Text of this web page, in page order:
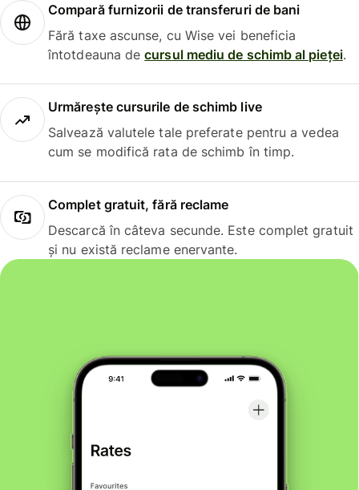
Compară furnizorii de transferuri de bani
Fără taxe ascunse, cu Wise vei beneficia
întotdeauna decursul mediu de schimb al pieței.
Urmărește cursurile de schimb live
Salvează valutele tale preferate pentru a vedea
cum se modifică rata de schimb în timp.
Complet gratuit, fără reclame
Descarcă în câteva secunde. Este complet gratuit
și nu există reclame enervante.